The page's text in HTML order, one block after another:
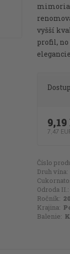
vyšší
profil,
elegancie
9,19
7,47
Číslo
Druh vína:
Odroda II.:
Ročník:
Krajina:
Balenie: